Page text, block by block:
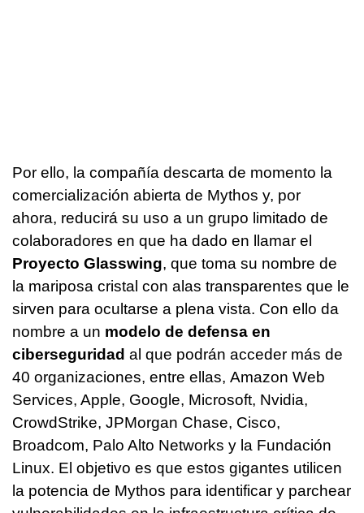
Por ello, la compañía descarta de momento la
comercialización abierta de Mythos y, por
ahora, reducirá su uso a un grupo limitado de
colaboradores en que ha dado en llamar el
Proyecto Glasswing, que toma su nombre de
la mariposa cristal con alas transparentes que le
sirven para ocultarse a plena vista. Con ello da
nombre a un modelo de defensa en
ciberseguridad al que podrán acceder más de
40 organizaciones, entre ellas, Amazon Web
Services, Apple, Google, Microsoft, Nvidia,
CrowdStrike, JPMorgan Chase, Cisco,
Broadcom, Palo Alto Networks y la Fundación
Linux. El objetivo es que estos gigantes utilicen
la potencia de Mythos para identificar y parchear